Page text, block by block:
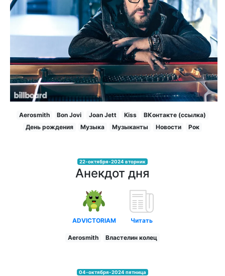
Aerosmith Bon Jovi Joan Jett Kiss
ВКонтакте (ссылка)
День рождения
Музыка Музыканты Новости Рок
22-октября-2024 вторник
Анекдот дня
ADVICTORIAM Читать
Aerosmith Властелин колец
04-октября-2024 пятница